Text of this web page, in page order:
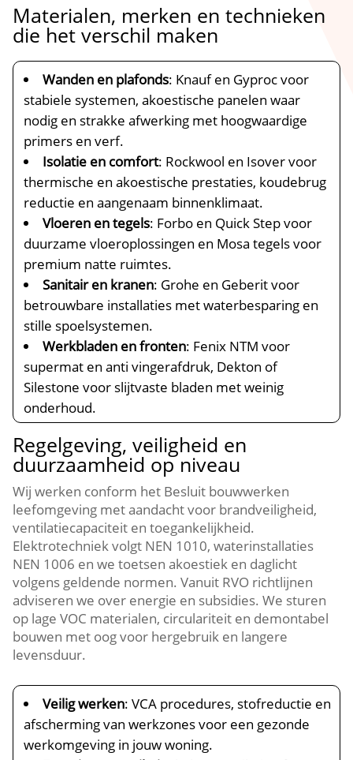
Materialen, merken en technieken
die het verschil maken
Wanden en plafonds: Knauf en Gyproc voor
stabiele systemen, akoestische panelen waar
nodig en strakke afwerking met hoogwaardige
primers en verf.​
Isolatie en comfort: Rockwool en Isover voor
thermische en akoestische prestaties, koudebrug
reductie en aangenaam binnenklimaat.​
Vloeren en tegels: Forbo en Quick Step voor
duurzame vloeroplossingen en Mosa tegels voor
premium natte ruimtes.​
Sanitair en kranen: Grohe en Geberit voor
betrouwbare installaties met waterbesparing en
stille spoelsystemen.​
Werkbladen en fronten: Fenix NTM voor
supermat en anti vingerafdruk, Dekton of
Silestone voor slijtvaste bladen met weinig
onderhoud.​
Regelgeving, veiligheid en
duurzaamheid op niveau
Wij werken conform het Besluit bouwwerken
leefomgeving met aandacht voor brandveiligheid,
ventilatiecapaciteit en toegankelijkheid.​
Elektrotechniek volgt NEN 1010, waterinstallaties
NEN 1006 en we toetsen akoestiek en daglicht
volgens geldende normen.​ Vanuit RVO richtlijnen
adviseren we over energie en subsidies.​ We sturen
op lage VOC materialen, circulariteit en demontabel
bouwen met oog voor hergebruik en langere
levensduur.​
Veilig werken: VCA procedures, stofreductie en
afscherming van werkzones voor een gezonde
werkomgeving in jouw woning.​